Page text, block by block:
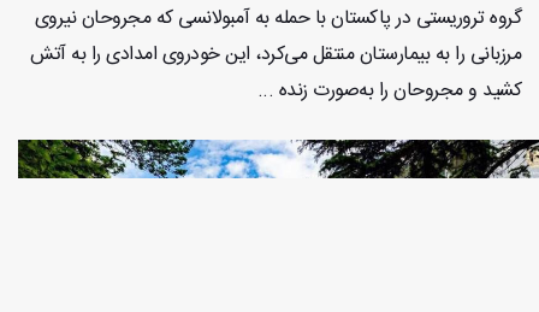
گروه تروریستی در پاکستان با حمله به آمبولانسی که مجروحان نیروی
مرزبانی را به بیمارستان منتقل می‌کرد، این خودروی امدادی را به آتش
کشید و مجروحان را به‌صورت زنده ...